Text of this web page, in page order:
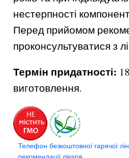
нестерпності
Перед прийомом
проконсультуватися з
Термін придатності:
виготовлення.
Телефон безкоштовної гарячої